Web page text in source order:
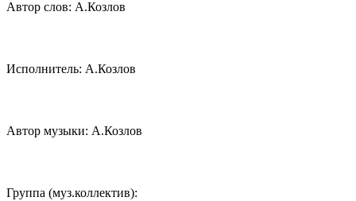
Автор слов: А.Козлов
Исполнитель: А.Козлов
Автор музыки: А.Козлов
Группа (муз.коллектив):